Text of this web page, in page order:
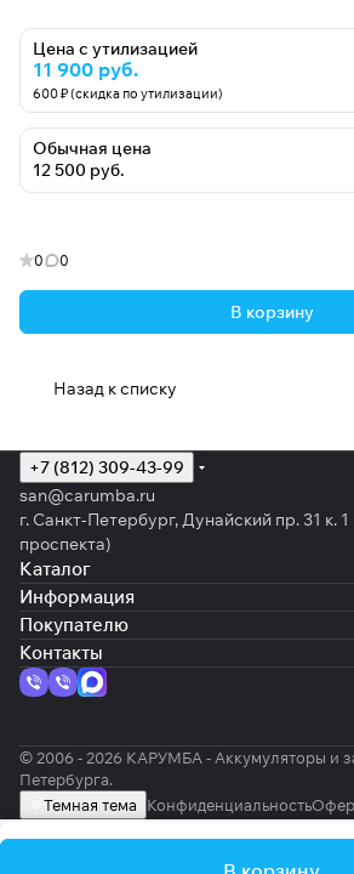
Цена с утилизацией
11 900 руб.
600 ₽ (скидка по утилизации)
Обычная цена
12 500 руб.
0 0
В корзину
Назад к списку
+7 (812) 309-43-99
san@carumba.ru
г. Санкт-Петербург, Дунайский пр. 31 к.
проспекта)
Каталог
Информация
Покупателю
Контакты
© 2006 - 2026 КАРУМБА - Аккумуляторы и
Петербурга.
Темная тема Конфиденциальность